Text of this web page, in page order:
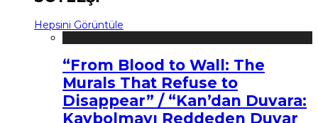
Hepsini Görüntüle
“From Blood to Wall: The
Murals That Refuse to
Disappear” / “Kan’dan Duvara:
Kaybolmayı Reddeden Duvar